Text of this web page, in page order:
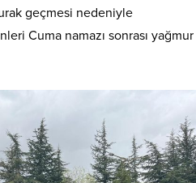
geçmesi nedeniyle
Cuma namazı sonrası yağmur